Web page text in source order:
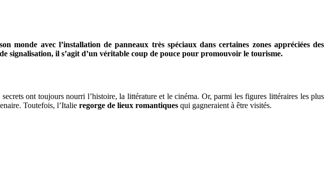
avec l’installation de panneaux très spéciaux dans certaines zones appréciées des
signalisation, il s’agit d’un véritable coup de pouce pour promouvoir le tourisme.
secrets ont toujours nourri l’histoire, la littérature et le cinéma. Or, parmi les figures littéraires les plus
Toutefois, l’Italie regorge de lieux romantiques qui gagneraient à être visités.